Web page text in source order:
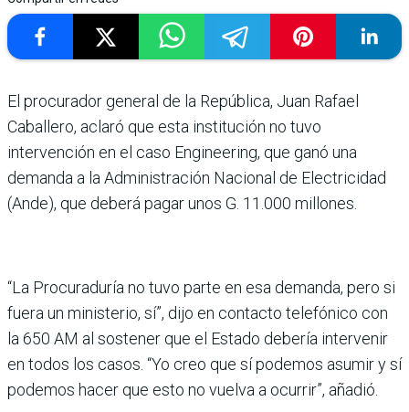
El procurador general de la República, Juan Rafael
Caballero, aclaró que esta institución no tuvo
intervención en el caso Engineering, que ganó una
demanda a la Administración Nacional de Electricidad
(Ande), que deberá pagar unos G. 11.000 millones.
“La Procuraduría no tuvo parte en esa demanda, pero si
fuera un ministerio, sí”, dijo en contacto telefónico con
la 650 AM al sostener que el Estado debería intervenir
en todos los casos. “Yo creo que sí podemos asumir y sí
podemos hacer que esto no vuelva a ocurrir”, añadió.